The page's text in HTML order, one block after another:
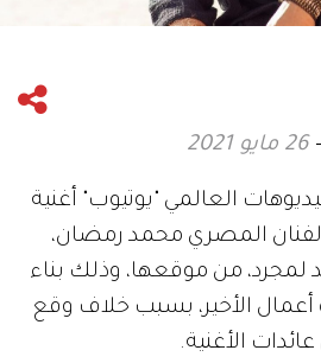
26 مايو 2021
العالمي "يوتيوب" أغنية
المصري محمد رمضان،
لمجرد، من موقعها، وذلك بناء
الأخير، بسبب خلاف وقع
الأغنية.